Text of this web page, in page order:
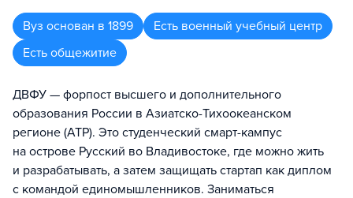
Вуз основан в 1899
Есть военный учебный центр
Есть общежитие
ДВФУ — форпост высшего и дополнительного
образования России в Азиатско-Тихоокеанском
регионе (АТР). Это студенческий смарт-кампус
на острове Русский во Владивостоке, где можно жить
и разрабатывать, а затем защищать стартап как диплом
с командой единомышленников. Заниматься